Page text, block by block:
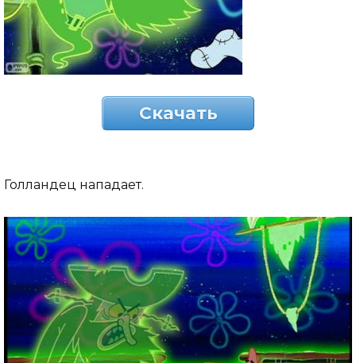
Скачать
Голландец нападает.